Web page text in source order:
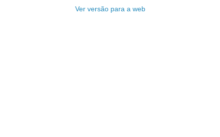
Ver versão para a web